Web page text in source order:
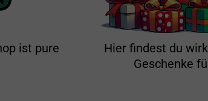
ist pure
Hier findest du
Geschenke